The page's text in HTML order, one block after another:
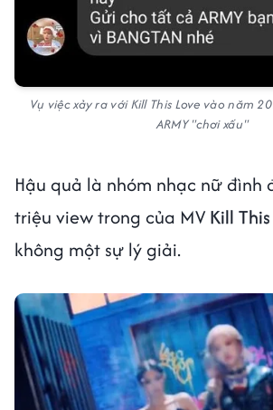
Vụ việc xảy ra với Kill This Love vào năm
ARMY "chơi xấu"
Hậu quả là nhóm nhạc nữ đình
triệu view trong của MV Kill
không một sự lý giải.